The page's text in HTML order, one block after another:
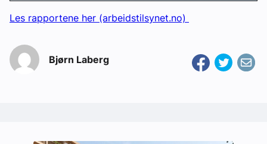
Les rapportene her (arbeidstilsynet.no)
Bjørn Laberg